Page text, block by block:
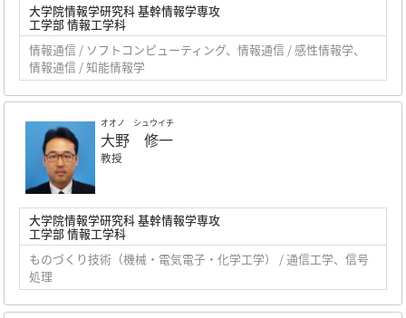
大学院情報学研究科 基幹情報学専攻
工学部 情報工学科
情報通信 / ソフトコンピューティング、情報通信 / 感性情報学、
情報通信 / 知能情報学
オオノ シュウイチ
大野 修一
教授
大学院情報学研究科 基幹情報学専攻
工学部 情報工学科
ものづくり技術（機械・電気電子・化学工学） / 通信工学、信号
処理